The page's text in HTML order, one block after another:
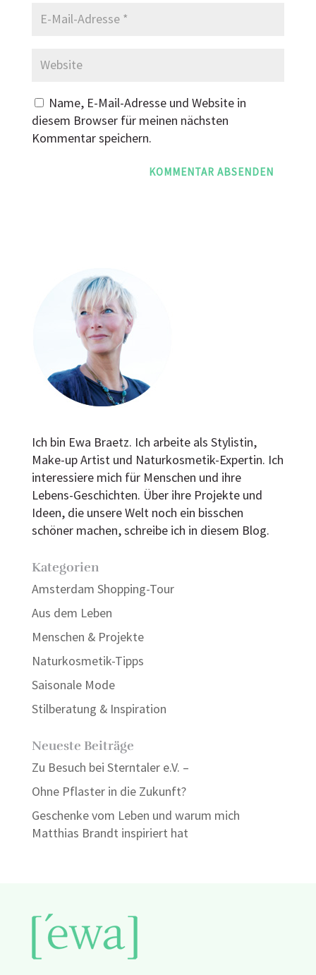
Name, E-Mail-Adresse und Website in
diesem Browser für meinen nächsten
Kommentar speichern.
Ich bin Ewa Braetz. Ich arbeite als Stylistin,
Make-up Artist und Naturkosmetik-Expertin. Ich
interessiere mich für Menschen und ihre
Lebens-Geschichten. Über ihre Projekte und
Ideen, die unsere Welt noch ein bisschen
schöner machen, schreibe ich in diesem Blog.
Kategorien
Amsterdam Shopping-Tour
Aus dem Leben
Menschen & Projekte
Naturkosmetik-Tipps
Saisonale Mode
Stilberatung & Inspiration
Neueste Beiträge
Zu Besuch bei Sterntaler e.V. –
Ohne Pflaster in die Zukunft?
Geschenke vom Leben und warum mich
Matthias Brandt inspiriert hat